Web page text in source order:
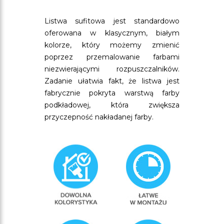
Listwa sufitowa jest standardowo
oferowana w klasycznym, białym
kolorze, który możemy zmienić
poprzez przemalowanie farbami
niezwierającymi rozpuszczalników.
Zadanie ułatwia fakt, że listwa jest
fabrycznie pokryta warstwą farby
podkładowej, która zwiększa
przyczepność nakładanej farby.